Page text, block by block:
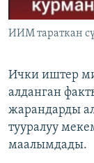
ЭЕ/АРнун
ИИМ тараткан
Ички иштер
алданган
жарандарды
тууралуу
маалымдады.